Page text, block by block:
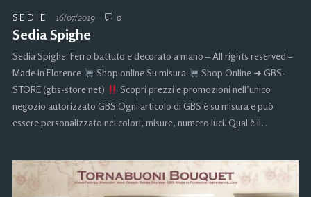
SEDIE 16/07/2019 0
Sedia Spighe
Sedia Spighe. Ferro battuto e decorato a mano – All rights reserved –
Made in Florence
Shop online Su misura
Shop Online ➜ GBS-
STORE (gbs-store.net)
Scopri prezzi e promozioni nell’unico
negozio autorizzato GBS Ogni articolo di GBS è su misura e può
essere personalizzato nei colori, misure, numero luci. Qual è il…